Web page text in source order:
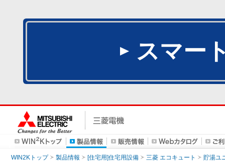
スマー
WIN2Kトップ 製品情報 [住宅用]住宅用設備 三菱 エコキュート 貯湯ユ